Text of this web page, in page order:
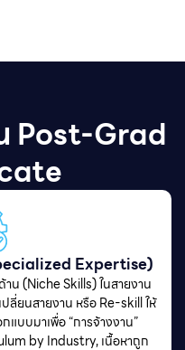
Post-Grad
Expertise)
าน (Niche Skills) ในสายงาน
ยนสายงาน หรือ Re-skill ให้
บบมาเพื่อ “การจ้างงาน”
by Industry, เนื้อหาถูก